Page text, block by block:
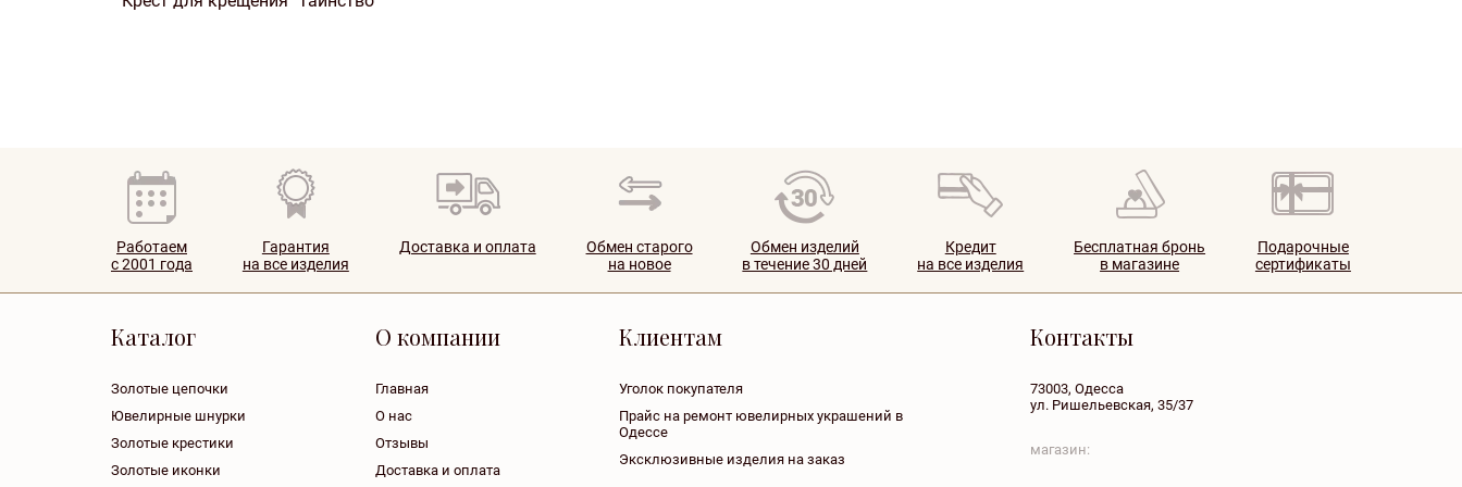
Работаем
с 2001 года
Гарантия
на все изделия
Доставка и оплата
Обмен старого
на новое
Обмен изделий
в течение 30 дней
Кредит
на все изделия
Бесплатная бронь
в магазине
Подарочные
сертификаты
Каталог
Золотые цепочки
Ювелирные шнурки
Золотые крестики
Золотые иконки
О компании
Главная
О нас
Отзывы
Доставка и оплата
Клиентам
Уголок покупателя
Прайс на ремонт ювелирных украшений в
Одессе
Эксклюзивные изделия на заказ
Контакты
73003, Одесса
ул. Ришельевская, 35/37
магазин: